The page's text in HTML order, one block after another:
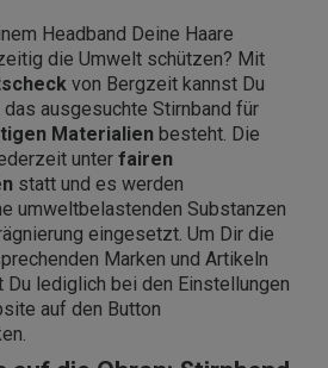
Headband Deine Haare
die Umwelt schützen? Mit
von Bergzeit kannst Du
ausgesuchte Stirnband für
Materialien besteht. Die
unter fairen
statt und es werden
umweltbelastenden Substanzen
eingesetzt. Um Dir die
Marken und Artikeln
Du lediglich bei den Einstellungen
auf den Button